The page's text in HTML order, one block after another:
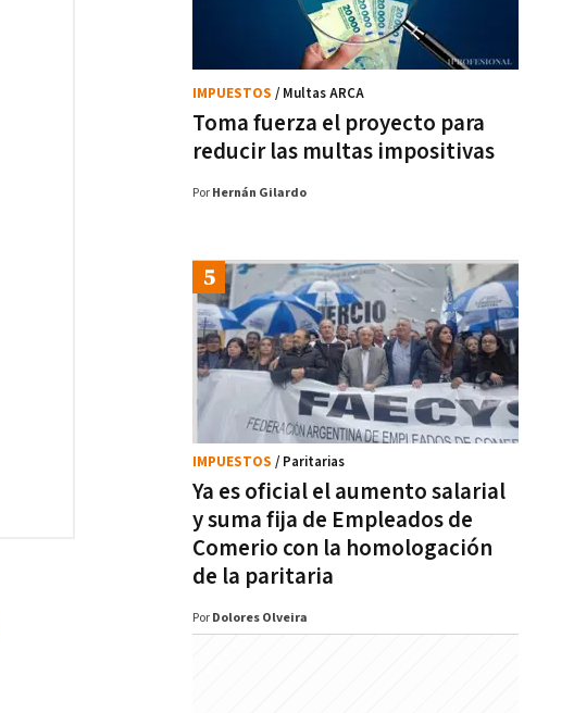
Toma fuerza el proyecto para
reducir las multas impositivas
IMPUESTOS / Multas ARCA
Por Hernán Gilardo
Ya es oficial el aumento salarial
y suma fija de Empleados de
Comerio con la homologación
de la paritaria
IMPUESTOS / Paritarias
Por Dolores Olveira